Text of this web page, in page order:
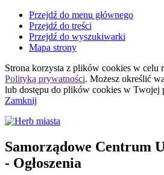
Przejdź do menu głównego
Przejdź do treści
Przejdź do wyszukiwarki
Mapa strony
Strona korzysta z plików cookies w celu
Polityką prywatności. Możesz określić
lub dostępu do plików cookies w Twojej
Zamknij
Samorządowe Centrum
- Ogłoszenia